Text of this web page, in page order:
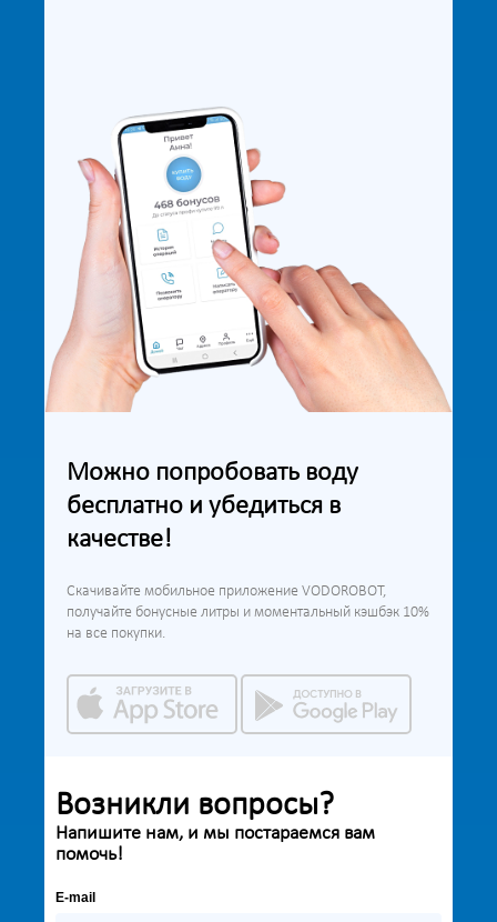
Можно попробовать воду
бесплатно и убедиться в
качестве!
Скачивайте мобильное приложение VODOROBOT,
получайте бонусные литры и моментальный кэшбэк 10%
на все покупки.
Возникли вопросы?
Напишите нам, и мы постараемся вам
помочь!
E-mail